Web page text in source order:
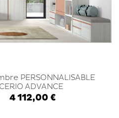
PERSONNALISABLE
ADVANCE
4 112,00 €